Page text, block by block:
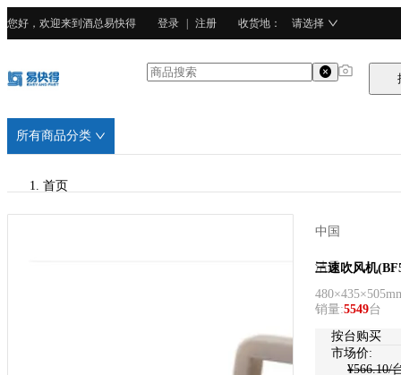
您好，欢迎来到酒总易快得 登录 注册 收货地 ： 请选择
所有商品分类
首页
中国
洁霸
三速吹风机
销量:5549台
按台购买
市场价:
¥566.10/